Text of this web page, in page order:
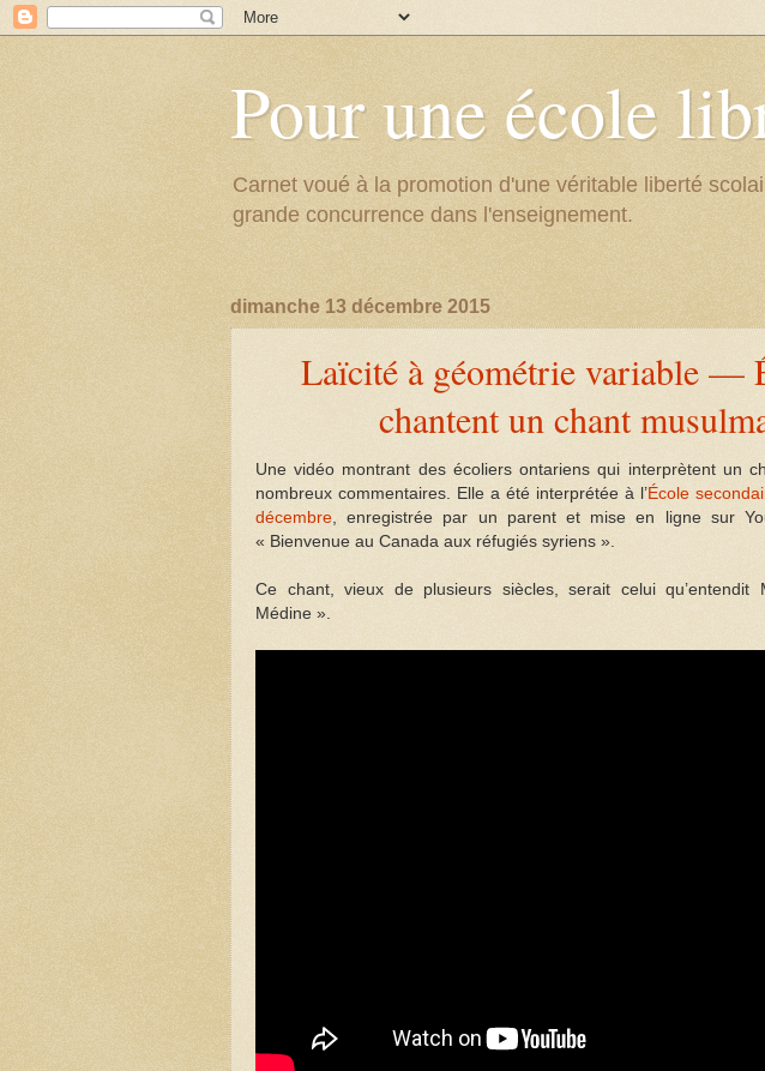
Pour une école
Carnet voué à la promotion d'une véritable liberté
grande concurrence dans l'enseignement.
dimanche 13 décembre 2015
Laïcité à géométrie variable —
chantent un chant
Une vidéo montrant des écoliers ontariens qui interprètent un
nombreux commentaires. Elle a été interprétée à l’École
décembre , enregistrée par un parent et mise en ligne sur
« Bienvenue au Canada aux réfugiés syriens ».
Ce chant, vieux de plusieurs siècles, serait celui qu’entendit
Médine ».